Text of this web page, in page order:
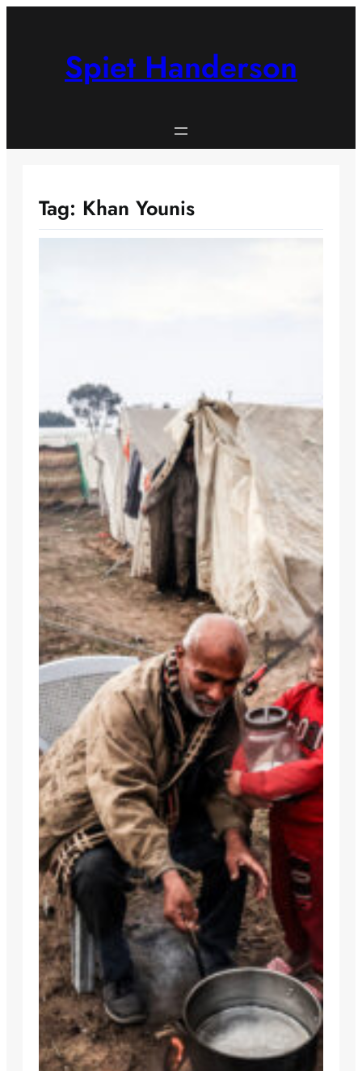
Spiet Handerson
Tag: Khan Younis